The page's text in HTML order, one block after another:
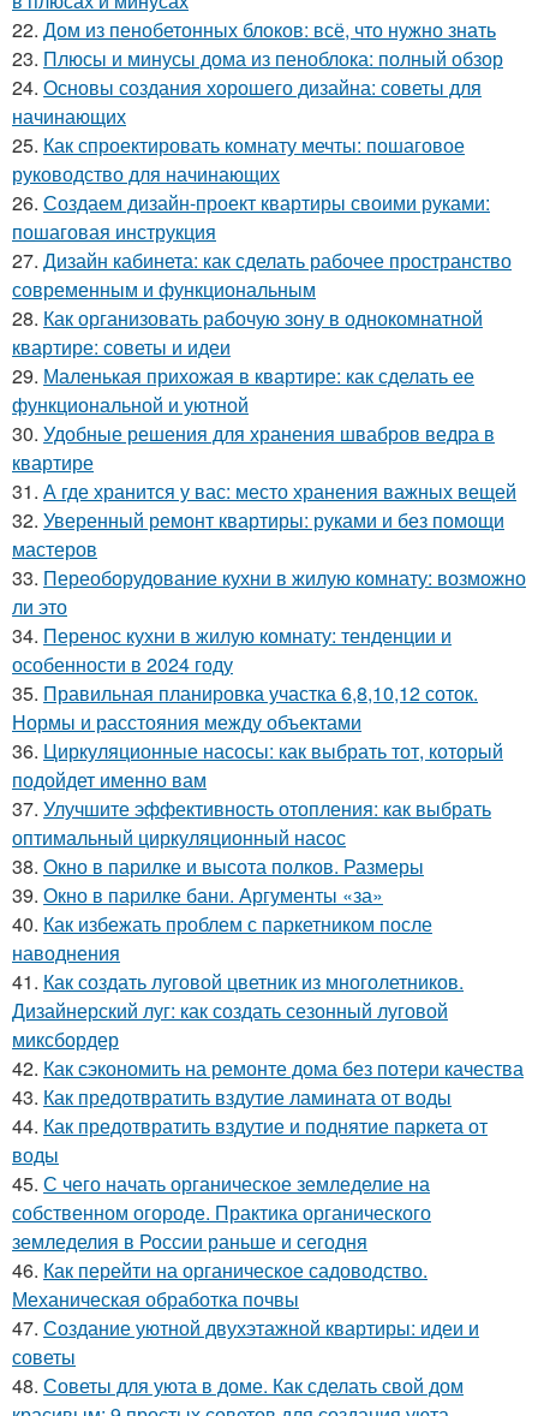
22. Дом из пенобетонных блоков: всё, что нужно знать
23. Плюсы и минусы дома из пеноблока: полный обзор
24. Основы создания хорошего дизайна: советы для
начинающих
25. Как спроектировать комнату мечты: пошаговое
руководство для начинающих
26. Создаем дизайн-проект квартиры своими руками:
пошаговая инструкция
27. Дизайн кабинета: как сделать рабочее пространство
современным и функциональным
28. Как организовать рабочую зону в однокомнатной
квартире: советы и идеи
29. Маленькая прихожая в квартире: как сделать ее
функциональной и уютной
30. Удобные решения для хранения швабров ведра в
квартире
31. А где хранится у вас: место хранения важных вещей
32. Уверенный ремонт квартиры: руками и без помощи
мастеров
33. Переоборудование кухни в жилую комнату: возможно
ли это
34. Перенос кухни в жилую комнату: тенденции и
особенности в 2024 году
35. Правильная планировка участка 6,8,10,12 соток.
Нормы и расстояния между объектами
36. Циркуляционные насосы: как выбрать тот, который
подойдет именно вам
37. Улучшите эффективность отопления: как выбрать
оптимальный циркуляционный насос
38. Окно в парилке и высота полков. Размеры
39. Окно в парилке бани. Аргументы «за»
40. Как избежать проблем с паркетником после
наводнения
41. Как создать луговой цветник из многолетников.
Дизайнерский луг: как создать сезонный луговой
миксбордер
42. Как сэкономить на ремонте дома без потери качества
43. Как предотвратить вздутие ламината от воды
44. Как предотвратить вздутие и поднятие паркета от
воды
45. С чего начать органическое земледелие на
собственном огороде. Практика органического
земледелия в России раньше и сегодня
46. Как перейти на органическое садоводство.
Механическая обработка почвы
47. Создание уютной двухэтажной квартиры: идеи и
советы
48. Советы для уюта в доме. Как сделать свой дом